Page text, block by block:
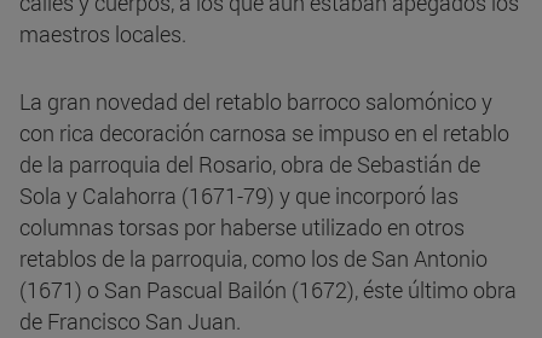
maestros locales.
La gran novedad del retablo barroco salomónico y
con rica decoración carnosa se impuso en el retablo
de la parroquia del Rosario, obra de Sebastián de
Sola y Calahorra (1671-79) y que incorporó las
columnas torsas por haberse utilizado en otros
retablos de la parroquia, como los de San Antonio
(1671) o San Pascual Bailón (1672), éste último obra
de Francisco San Juan.